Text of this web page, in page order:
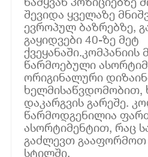
შევიდა ყველაზე
ევროპულ ბაზრებზე,
გაყიდვები 40-ზე მეტ
ქვეყანაში.კომპანიის
წარმოებული
ორიგინალური
ხელმისაწვდომობით,
დაკარგვის გარეშე.
წარმოდგენილია
ასორტიმენტით, რაც
გაძლევთ გააფორმოთ
სტილში.